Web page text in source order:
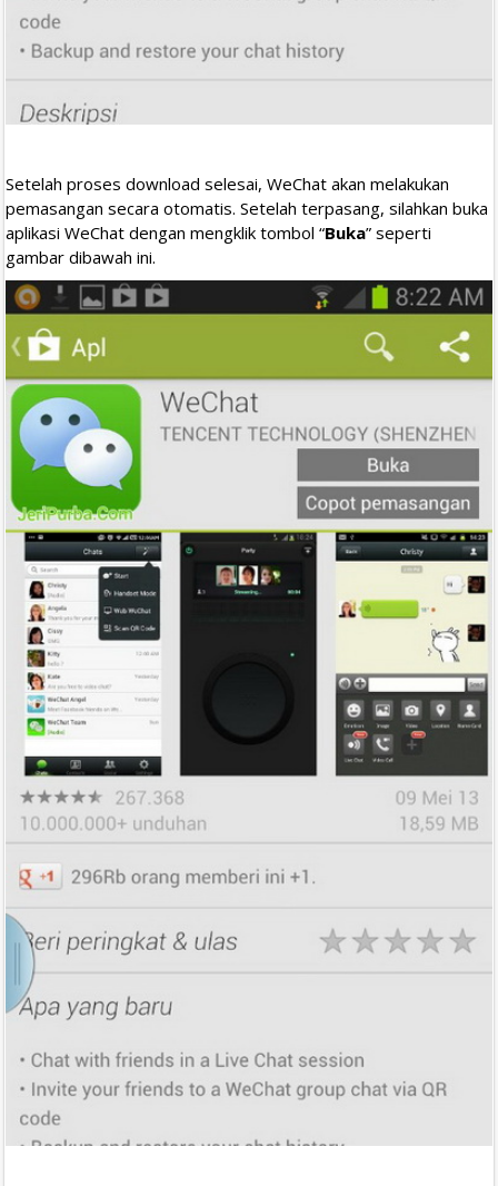
Setelah proses download selesai, WeChat akan melakukan
pemasangan secara otomatis. Setelah terpasang, silahkan buka
aplikasi WeChat dengan mengklik tombol “Buka” seperti
gambar dibawah ini.